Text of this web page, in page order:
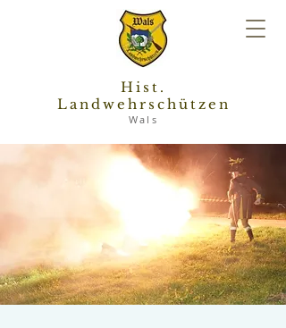
Hist.
Landwehrschützen
Wals